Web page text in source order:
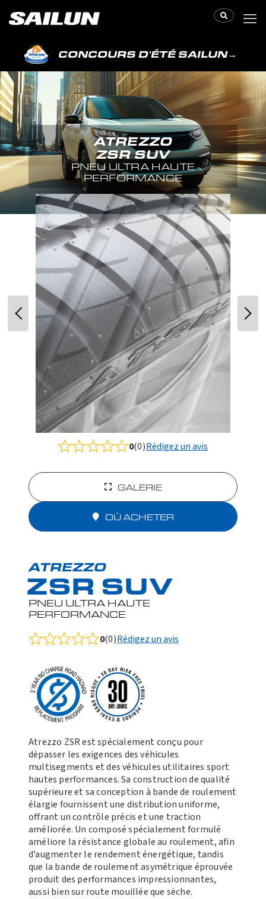
CONCOURS D'ÉTÉ SAILUN→
ATREZZO
ZSR SUV
PNEU ULTRA HAUTE
PERFORMANCE
Rated
out
0(0)Rédigez un avis
GALERIE
OÙ ACHETER
ATREZZO
ZSR SUV
PNEU ULTRA HAUTE
PERFORMANCE
Rated
out
of
5
0(0)Rédigez un avis
Atrezzo ZSR est spécialement conçu pour
dépasser les exigences des véhicules
multisegments et des véhicules utilitaires sport
hautes performances. Sa construction de qualité
supérieure et sa conception à bande de roulement
élargie fournissent une distribution uniforme,
offrant un contrôle précis et une traction
améliorée. Un composé spécialement formulé
améliore la résistance globale au roulement, afin
d’augmenter le rendement énergétique, tandis
que la bande de roulement asymétrique éprouvée
produit des performances impressionnantes,
aussi bien sur route mouillée que sèche.